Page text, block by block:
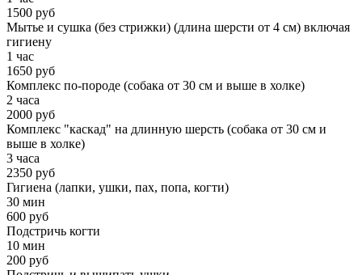
1500 руб
Мытье и сушка (без стрижки) (длина шерсти от 4 см) включая
гигиену
1 час
1650 руб
Комплекс по-породе (собака от 30 см и выше в холке)
2 часа
2000 руб
Комплекс "каскад" на длинную шерсть (собака от 30 см и
выше в холке)
3 часа
2350 руб
Гигиена (лапки, ушки, пах, попа, когти)
30 мин
600 руб
Подстричь когти
10 мин
200 руб